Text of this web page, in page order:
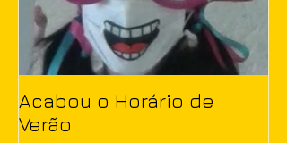
Acabou o Horário de
Verão